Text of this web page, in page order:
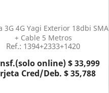
3G 4G Yagi Exterior 18dbi SMA
+ Cable 5 Metros
Ref.: 1394+2333+1420
online) $ 33,999
Cred/Deb. $ 35,788
Vista rápida